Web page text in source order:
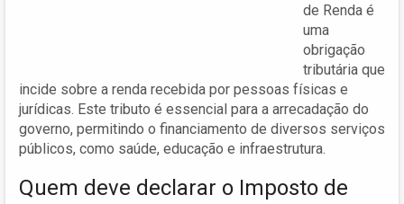
de Renda é
uma
obrigação
tributária que
incide sobre a renda recebida por pessoas físicas e
jurídicas. Este tributo é essencial para a arrecadação do
governo, permitindo o financiamento de diversos serviços
públicos, como saúde, educação e infraestrutura.
Quem deve declarar o Imposto de